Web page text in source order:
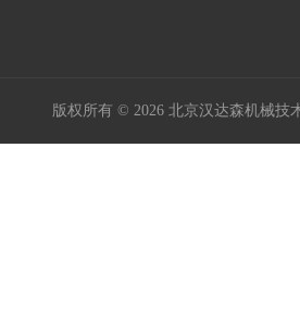
版权所有 © 2026 北京汉达森机械